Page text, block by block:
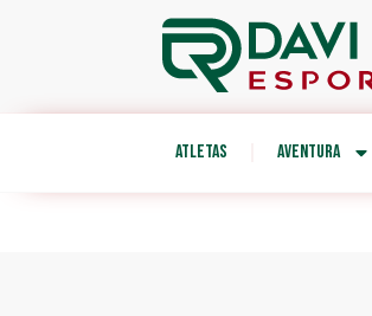
ATLETAS AVENTURA